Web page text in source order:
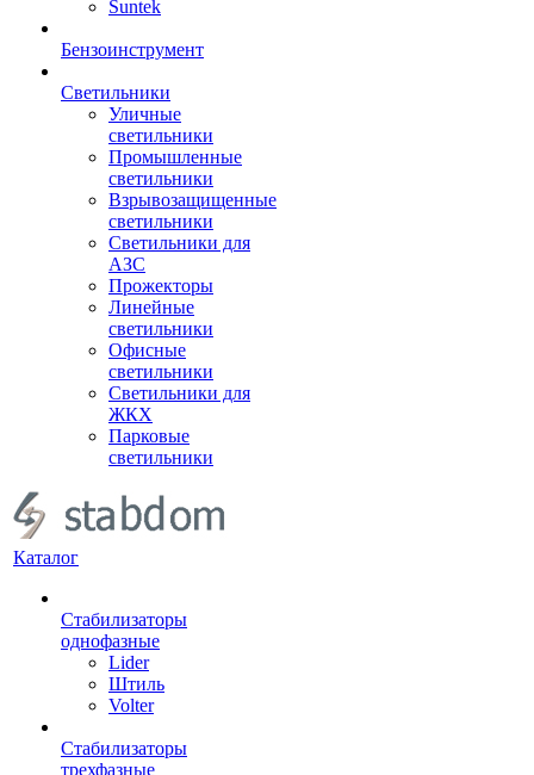
Suntek
Бензоинструмент
Светильники
Уличные
светильники
Промышленные
светильники
Взрывозащищенные
светильники
Светильники для
АЗС
Прожекторы
Линейные
светильники
Офисные
светильники
Светильники для
ЖКХ
Парковые
светильники
Каталог
Стабилизаторы
однофазные
Lider
Штиль
Volter
Стабилизаторы
трехфазные